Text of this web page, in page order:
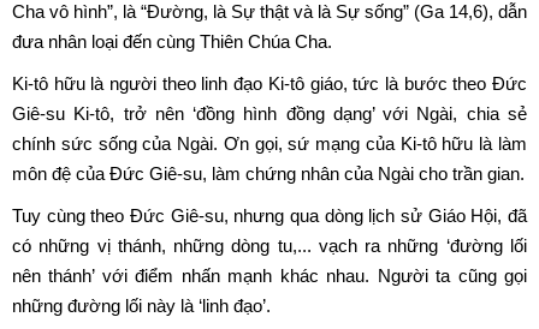
Cha vô hình”, là “Đường, là Sự thật và là Sự sống” (Ga 14,6), dẫn
đưa nhân loại đến cùng Thiên Chúa Cha.
Ki-tô hữu là người theo linh đạo Ki-tô giáo, tức là bước theo Đức
Giê-su Ki-tô, trở nên ‘đồng hình đồng dạng’ với Ngài, chia sẻ
chính sức sống của Ngài. Ơn gọi, sứ mạng của Ki-tô hữu là làm
môn đệ của Đức Giê-su, làm chứng nhân của Ngài cho trần gian.
Tuy cùng theo Đức Giê-su, nhưng qua dòng lịch sử Giáo Hội, đã
có những vị thánh, những dòng tu,... vạch ra những ‘đường lối
nên thánh’ với điểm nhấn mạnh khác nhau. Người ta cũng gọi
những đường lối này là ‘linh đạo’.